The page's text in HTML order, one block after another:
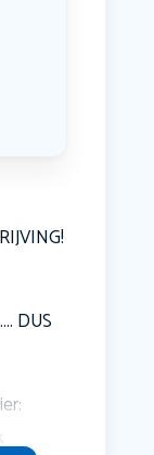
DUS